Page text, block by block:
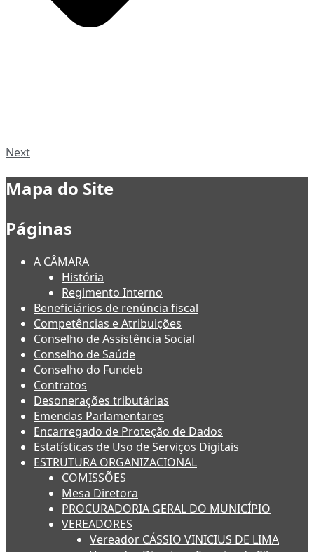
Next
Mapa do Site
Páginas
A CÂMARA
História
Regimento Interno
Beneficiários de renúncia fiscal
Competências e Atribuições
Conselho de Assistência Social
Conselho de Saúde
Conselho do Fundeb
Contratos
Desonerações tributárias
Emendas Parlamentares
Encarregado de Proteção de Dados
Estatísticas de Uso de Serviços Digitais
ESTRUTURA ORGANIZACIONAL
COMISSÕES
Mesa Diretora
PROCURADORIA GERAL DO MUNICÍPIO
VEREADORES
Vereador CÁSSIO VINICIUS DE LIMA